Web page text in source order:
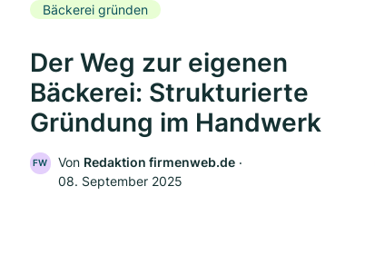
Bäckerei gründen
Der Weg zur eigenen
Bäckerei: Strukturierte
Gründung im Handwerk
FW Von Redaktion firmenweb.de‧
08. September 2025